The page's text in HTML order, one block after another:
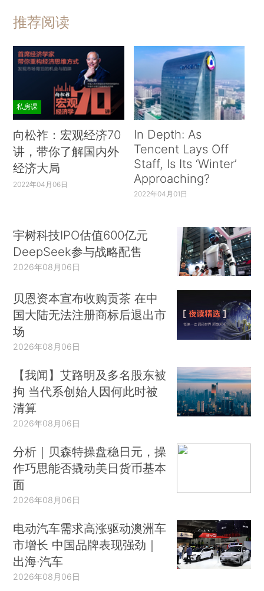
推荐阅读
私房课
向松祚：宏观经济70
讲，带你了解国内外
经济大局
2022年04月06日
In Depth: As
Tencent Lays Off
Staff, Is Its ‘Winter’
Approaching?
2022年04月01日
宇树科技IPO估值600亿元
DeepSeek参与战略配售
2026年08月06日
贝恩资本宣布收购贡茶 在中
国大陆无法注册商标后退出市
场
2026年08月06日
【我闻】艾路明及多名股东被
拘 当代系创始人因何此时被
清算
2026年08月06日
分析｜贝森特操盘稳日元，操
作巧思能否撬动美日货币基本
面
2026年08月06日
电动汽车需求高涨驱动澳洲车
市增长 中国品牌表现强劲｜
出海·汽车
2026年08月06日